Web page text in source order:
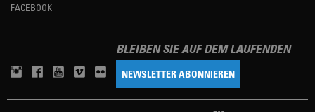
FACEBOOK
BLEIBEN SIE AUF DEM LAUFENDEN
NEWSLETTER ABONNIEREN